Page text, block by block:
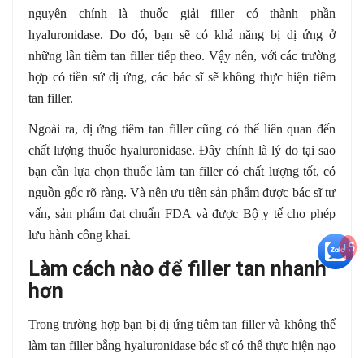
nguyên chính là thuốc giải filler có thành phần
hyaluronidase. Do đó, bạn sẽ có khả năng bị dị ứng ở
những lần tiêm tan filler tiếp theo. Vậy nên, với các trường
hợp có tiền sử dị ứng, các bác sĩ sẽ không thực hiện tiêm
tan filler.
Ngoài ra, dị ứng tiêm tan filler cũng có thể liên quan đến
chất lượng thuốc hyaluronidase. Đây chính là lý do tại sao
bạn cần lựa chọn thuốc làm tan filler có chất lượng tốt, có
nguồn gốc rõ ràng. Và nên ưu tiên sản phẩm được bác sĩ tư
vấn, sản phẩm đạt chuẩn FDA và được Bộ y tế cho phép
lưu hành công khai.
Làm cách nào để filler tan nhanh
hơn
Trong trường hợp bạn bị dị ứng tiêm tan filler và không thể
làm tan filler bằng hyaluronidase bác sĩ có thể thực hiện nạo
+5